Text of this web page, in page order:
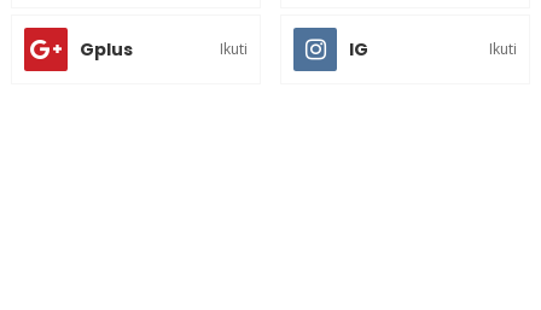
Gplus Ikuti IG Ikuti